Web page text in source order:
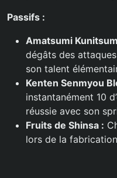
Passifs :
Amatsumi
dégâts des
son talent
Kenten Senmyou
instantanément 10
réussie avec son
Fruits de Shinsa :
lors de la